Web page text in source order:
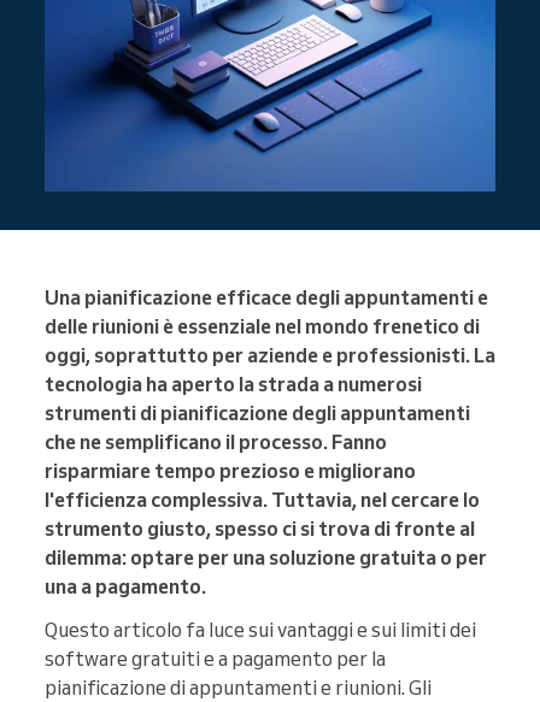
Una pianificazione efficace degli appuntamenti e
delle riunioni è essenziale nel mondo frenetico di
oggi, soprattutto per aziende e professionisti. La
tecnologia ha aperto la strada a numerosi
strumenti di pianificazione degli appuntamenti
che ne semplificano il processo. Fanno
risparmiare tempo prezioso e migliorano
l'efficienza complessiva. Tuttavia, nel cercare lo
strumento giusto, spesso ci si trova di fronte al
dilemma: optare per una soluzione gratuita o per
una a pagamento.
Questo articolo fa luce sui vantaggi e sui limiti dei
software gratuiti e a pagamento per la
pianificazione di appuntamenti e riunioni. Gli